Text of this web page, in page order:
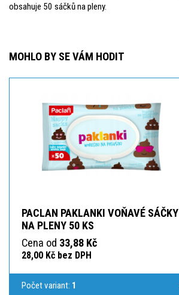
obsahuje 50 sáčků na pleny.
MOHLO BY SE VÁM HODIT
PACLAN PAKLANKI VOŇAVÉ SÁČKY
NA PLENY 50 KS
Cena od 33,88 Kč
28,00 Kč bez DPH
Počet variant: 1